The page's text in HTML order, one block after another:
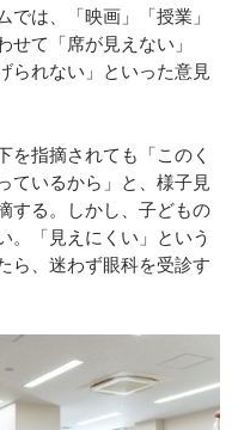
は、「映画」「授業」
せて「席が見えない」
られない」といった意見
指摘されても「このく
ているから」と、様子見
する。しかし、子どもの
。「見えにくい」という
ら、迷わず眼科を受診す